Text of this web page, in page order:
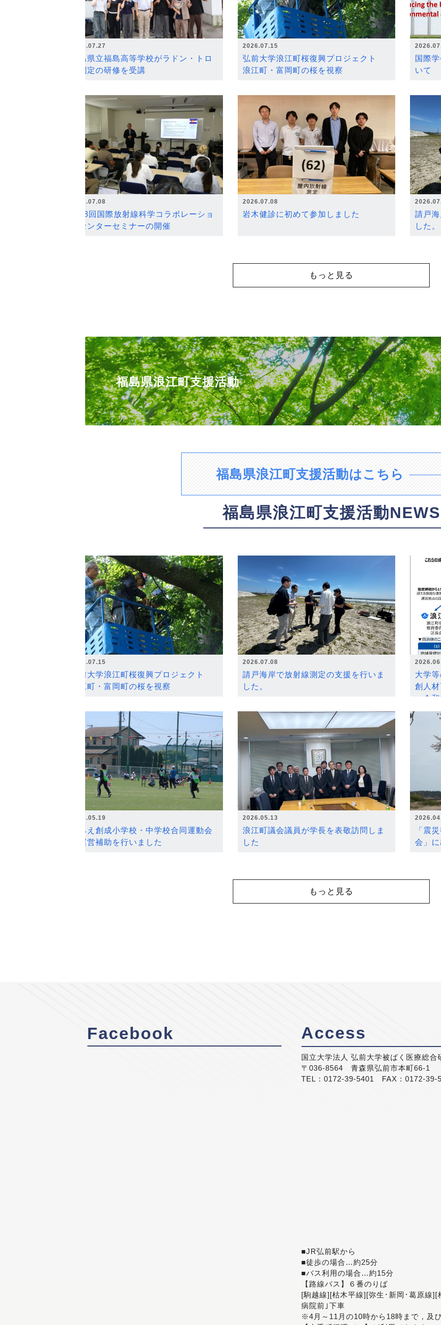
2026.07.27
福島県立福島高等学校がラドン・トロ
ン測定の研修を受講
2026.07.15
弘前大学浪江町桜復興プロジェクト
浪江町・富岡町の桜を視察
国際
いて
2026.07.08
第18回国際放射線科学コラボレーショ
ンセンターセミナーの開催
2026.07.08
岩木健診に初めて参加しました
請戸
した。
もっと見る
福島県浪江町支援活動
福島県浪江町支援活動はこちら
福島県浪江町支援活動NEWS
2026.07.15
弘前大学浪江町桜復興プロジェクト
浪江町・富岡町の桜を視察
2026.07.08
請戸海岸で放射線測定の支援を行いま
した。
大学
創人
～令
2026.05.19
なみえ創成小学校・中学校合同運動会
の運営補助を行いました
2026.05.13
浪江町議会議員が学長を表敬訪問しま
した
「震
会」
もっと見る
Facebook Access
国立大学法人 弘前大学被ばく医療総合
〒036-8564 青森県弘前市本町66-1
TEL：0172-39-5401 FAX：0172-39-
■JR弘前駅から
■徒歩の場合…約25分
■バス利用の場合…約15分
【路線バス】６番のりば
[駒越線][枯木平線][弥生･新岡･葛原線
病院前｣下車
※4月～11月の10時から18時まで，及